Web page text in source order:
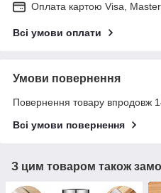
Оплата картою Visa,
Всі умови оплати
Умови повернення
Повернення товару впродовж
Всі умови повернення
З цим товаром також